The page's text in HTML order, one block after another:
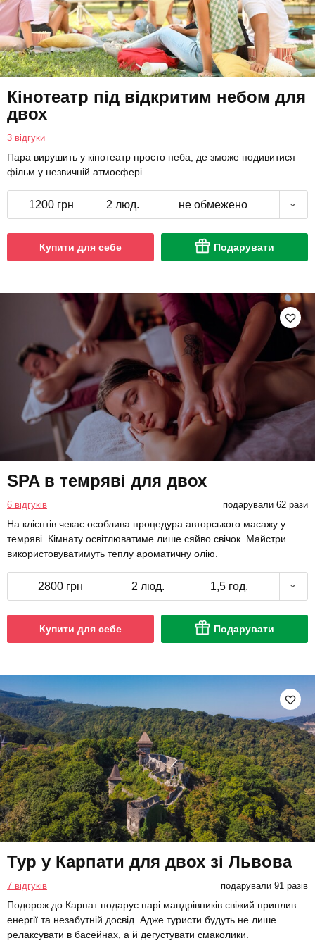
Кінотеатр під відкритим небом для
двох
3 відгуки
Пара вирушить у кінотеатр просто неба, де зможе подивитися
фільм у незвичній атмосфері.
1200 грн 2 люд. не обмежено
Купити для себе Подарувати
SPA в темряві для двох
6 відгуків подарували 62 рази
На клієнтів чекає особлива процедура авторського масажу у
темряві. Кімнату освітлюватиме лише сяйво свічок. Майстри
використовуватимуть теплу ароматичну олію.
2800 грн 2 люд. 1,5 год.
Купити для себе Подарувати
Тур у Карпати для двох зі Львова
7 відгуків подарували 91 разів
Подорож до Карпат подарує парі мандрівників свіжий приплив
енергії та незабутній досвід. Адже туристи будуть не лише
релаксувати в басейнах, а й дегустувати смаколики.